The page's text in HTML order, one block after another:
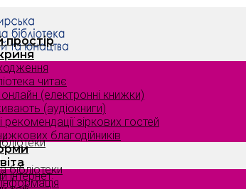
бібліотеки
читає
(електронні книжки)
(аудіокниги)
зіркових гостей
благодійників
інтернет